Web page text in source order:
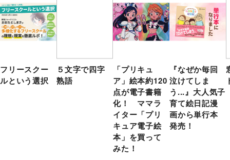
フリースクー
ルという選択
５文字で四字
熟語
「プリキュ
ア」絵本約120
点が電子書籍
化！ ママラ
イター「プリ
キュア電子絵
本」を買って
みた！
『なぜか毎回
泣けてしま
う...』大人気子
育て絵日記漫
画から単行本
発売！